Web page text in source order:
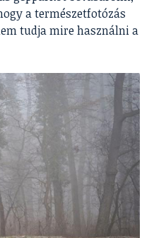
a természetfotózás
tudja mire használni a